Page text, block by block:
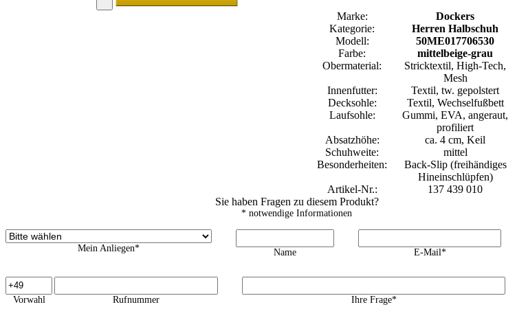
Marke:
Dockers
Kategorie:
Herren Halbschuh
Modell:
50ME017706530
Farbe:
mittelbeige-grau
Obermaterial:
Stricktextil, High-Tech,
Mesh
Innenfutter:
Textil, tw. gepolstert
Decksohle:
Textil, Wechselfußbett
Laufsohle:
Gummi, EVA, angeraut,
profiliert
Absatzhöhe:
ca. 4 cm, Keil
Schuhweite:
mittel
Besonderheiten:
Back-Slip (freihändiges
Hineinschlüpfen)
Artikel-Nr.:
137 439 010
Sie haben Fragen zu diesem Produkt?
* notwendige Informationen
Mein Anliegen* Name E-Mail*
Vorwahl Rufnummer Ihre Frage*